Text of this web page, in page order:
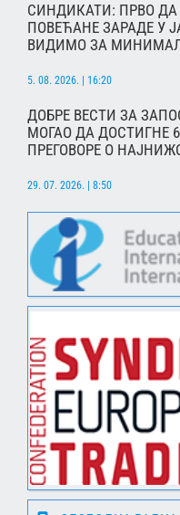
СИНДИКАТИ: ПРВО
ПОВЕЋАНЕ ЗАРАДЕ У
ВИДИМО ЗА
5. 08. 2026. | 16:20
ДОБРЕ ВЕСТИ ЗА
МОГАО ДА ДОСТИГНЕ
ПРЕГОВОРЕ О
29. 07. 2026. | 8:50